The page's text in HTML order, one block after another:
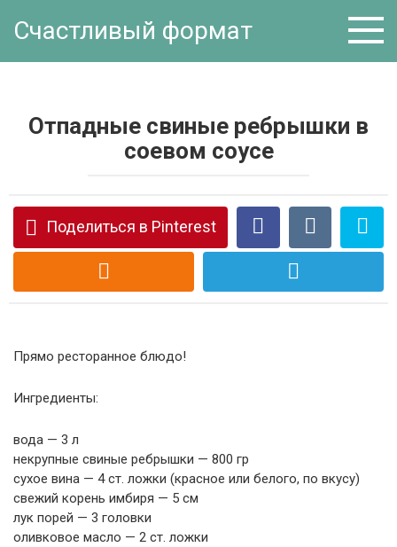
Счастливый формат
Отпадные свиные ребрышки в
соевом соусе
Поделиться в Pinterest
Прямо ресторанное блюдо!
Ингредиенты:
вода — 3 л
некрупные свиные ребрышки — 800 гр
сухое вина — 4 ст. ложки (красное или белого, по вкусу)
свежий корень имбиря — 5 см
лук порей — 3 головки
оливковое масло — 2 ст. ложки